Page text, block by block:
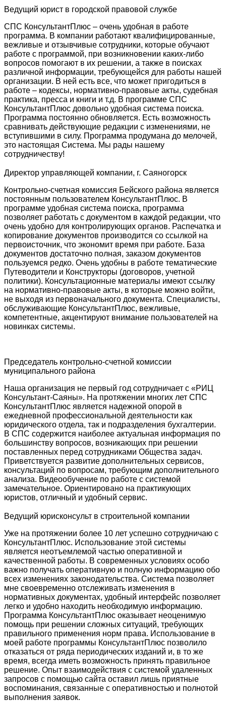
Ведущий юрист в городской правовой службе
СПС КонсультантПлюс – очень удобная в работе
программа. В компании работают квалифицированные,
вежливые и отзывчивые сотрудники, которые обучают
работе с программой, при возникновении каких-либо
вопросов помогают в их решении, а также в поисках
различной информации, требующейся для работы нашей
организации. В ней есть все, что может пригодиться в
работе – кодексы, нормативно-правовые акты, судебная
практика, пресса и книги и т.д. В программе СПС
КонсультантПлюс довольно удобная система поиска.
Программа постоянно обновляется. Есть возможность
сравнивать действующие редакции с изменениями, не
вступившими в силу. Программа продумана до мелочей,
это настоящая Система. Мы рады нашему
сотрудничеству!
Директор управляющей компании, г. Саяногорск
Контрольно-счетная комиссия Бейского района является
постоянным пользователем КонсультантПлюс. В
программе удобная система поиска, программа
позволяет работать с документом в каждой редакции, что
очень удобно для контролирующих органов. Распечатка и
копирование документов производится со ссылкой на
первоисточник, что экономит время при работе. База
документов достаточно полная, заказом документов
пользуемся редко. Очень удобны в работе тематические
Путеводители и Конструкторы (договоров, учетной
политики). Консультационные материалы имеют ссылку
на нормативно-правовые акты, в которые можно войти,
не выходя из первоначального документа. Специалисты,
обслуживающие КонсультантПлюс, вежливые,
компетентные, акцентируют внимание пользователей на
новинках системы.
Председатель контрольно-счетной комиссии
муниципального района
Наша организация не первый год сотрудничает с «РИЦ
Консультант-Саяны». На протяжении многих лет СПС
КонсультантПлюс является надежной опорой в
ежедневной профессиональной деятельности как
юридического отдела, так и подразделения бухгалтерии.
В СПС содержится наиболее актуальная информация по
большинству вопросов, возникающих при решении
поставленных перед сотрудниками Общества задач.
Приветствуется развитие дополнительных сервисов,
консультаций по вопросам, требующим дополнительного
анализа. Видеообучение по работе с системой
замечательное. Ориентировано на практикующих
юристов, отличный и удобный сервис.
Ведущий юрисконсульт в строительной компании
Уже на протяжении более 10 лет успешно сотрудничаю с
КонсультантПлюс. Использование этой системы
является неотъемлемой частью оперативной и
качественной работы. В современных условиях особо
важно получать оперативную и полную информацию обо
всех изменениях законодательства. Система позволяет
мне своевременно отслеживать изменения в
нормативных документах, удобный интерфейс позволяет
легко и удобно находить необходимую информацию.
Программа КонсультантПлюс оказывает неоценимую
помощь при решении сложных ситуаций, требующих
правильного применения норм права. Использование в
моей работе программы КонсультантПлюс позволило
отказаться от ряда периодических изданий и, в то же
время, всегда иметь возможность принять правильное
решение. Опыт взаимодействия с системой удаленных
запросов с помощью сайта оставил лишь приятные
воспоминания, связанные с оперативностью и полнотой
выполнения заявок.